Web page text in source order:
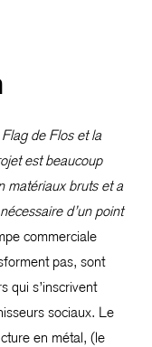
de Flos et la
est beaucoup
matériaux bruts et a
d’un point
commerciale
pas, sont
qui s’inscrivent
sociaux. Le
en métal, (le